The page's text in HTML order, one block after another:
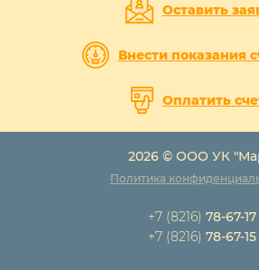
Оставить
Внести показания
Оплатить
2026 © ООО УК
Политика
+7 (8216) 78-67-17
+7 (8216) 78-67-15